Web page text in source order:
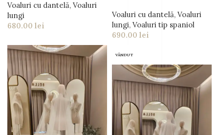
Voaluri cu dantelă, Voaluri
lungi
680.00 lei
Voaluri cu dantelă, Voaluri
lungi, Voaluri tip spaniol
690.00 lei
VÂNDUT